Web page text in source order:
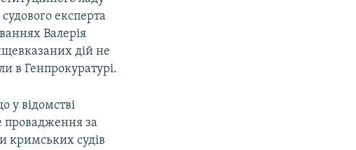
експерта
Валерія
дій не
в Генпрокуратурі.
у відомстві
провадження за
кримських судів